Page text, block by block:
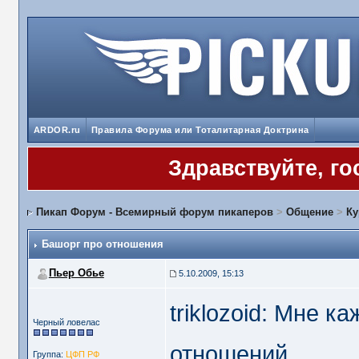
ARDOR.ru Правила Форума или Тоталитарная Доктрина
Здравствуйте,
Пикап Форум - Всемирный форум пикаперов> Общение>
Башорг про отношения
Пьер Обье 5.10.2009, 15:13
Черный ловелас
Группа: ЦФП РФ
triklozoid: Мне